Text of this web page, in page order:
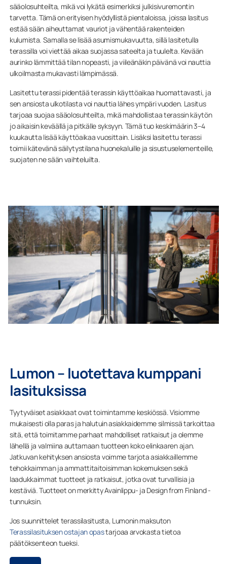
sääolosuhteilta, mikä voi lykätä esimerkiksi julkisivuremontin
tarvetta. Tämä on erityisen hyödyllistä pientaloissa, joissa lasitus
estää sään aiheuttamat vauriot ja vähentää rakenteiden
kulumista. Samalla se lisää asumismukavuutta, sillä lasitetulla
terassilla voi viettää aikaa suojassa sateelta ja tuulelta. Kevään
aurinko lämmittää tilan nopeasti, ja viileänäkin päivänä voi nauttia
ulkoilmasta mukavasti lämpimässä.
Lasitettu terassi pidentää terassin käyttöaikaa huomattavasti, ja
sen ansiosta ulkotilasta voi nauttia lähes ympäri vuoden. Lasitus
tarjoaa suojaa sääolosuhteilta, mikä mahdollistaa terassin käytön
jo aikaisin keväällä ja pitkälle syksyyn. Tämä tuo keskimäärin 3–4
kuukautta lisää käyttöaikaa vuosittain. Lisäksi lasitettu terassi
toimii kätevänä säilytystilana huonekaluille ja sisustuselementeille,
suojaten ne sään vaihteluilta.
Lumon – luotettava kumppani
lasituksissa
Tyytyväiset asiakkaat ovat toimintamme keskiössä. Visiomme
mukaisesti olla paras ja halutuin asiakkaidemme silmissä tarkoittaa
sitä, että toimitamme parhaat mahdolliset ratkaisut ja olemme
lähellä ja valmiina auttamaan tuotteen koko elinkaaren ajan.
Jatkuvan kehityksen ansiosta voimme tarjota asiakkaillemme
tehokkaimman ja ammattitaitoisimman kokemuksen sekä
laadukkaimmat tuotteet ja ratkaisut, jotka ovat turvallisia ja
kestäviä. Tuotteet on merkitty Avainlippu- ja Design from Finland -
tunnuksin.
Jos suunnittelet terassilasitusta, Lumonin maksuton
Terassilasituksen ostajan opastarjoaa arvokasta tietoa
päätöksenteon tueksi.